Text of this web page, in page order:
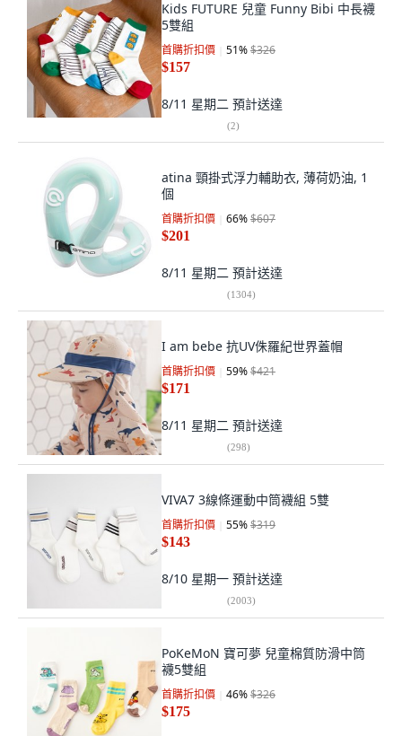
Kids FUTURE 兒童 Funny Bibi 中長襪
5雙組
首購折扣價 51%$326
$157
8/11 星期二 預計送達
(2)
atina 頸掛式浮力輔助衣, 薄荷奶油, 1
個
首購折扣價 66%$607
$201
8/11 星期二 預計送達
(1304)
I am bebe 抗UV侏羅紀世界蓋帽
首購折扣價 59%$421
$171
8/11 星期二 預計送達
(298)
VIVA7 3線條運動中筒襪組 5雙
首購折扣價 55%$319
$143
8/10 星期一 預計送達
(2003)
PoKeMoN 寶可夢 兒童棉質防滑中筒
襪5雙組
首購折扣價 46%$326
$175